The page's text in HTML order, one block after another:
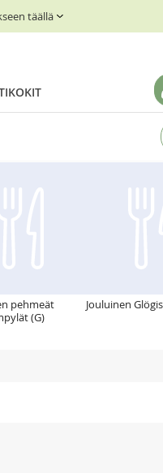
täällä
pehmeät
(G)
Jouluinen